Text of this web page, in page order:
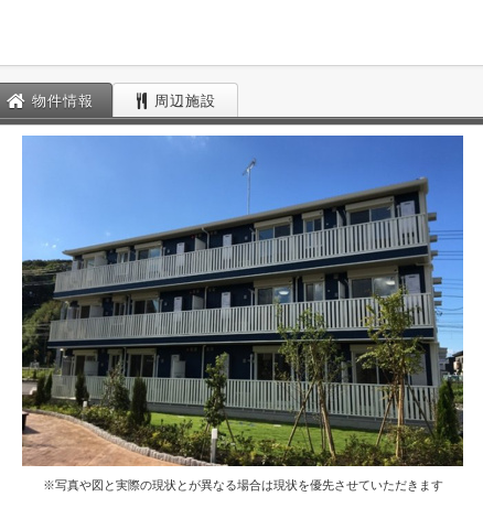
物件情報 周辺施設
※写真や図と実際の現状とが異なる場合は現状を優先させていただきます